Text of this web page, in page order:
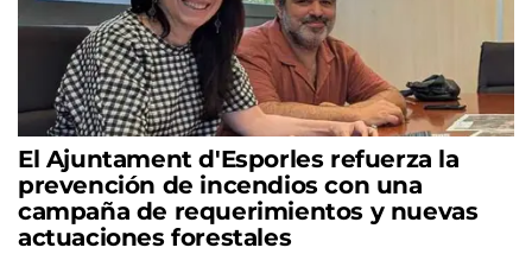
El Ajuntament d'Esporles refuerza la
prevención de incendios con una
campaña de requerimientos y nuevas
actuaciones forestales